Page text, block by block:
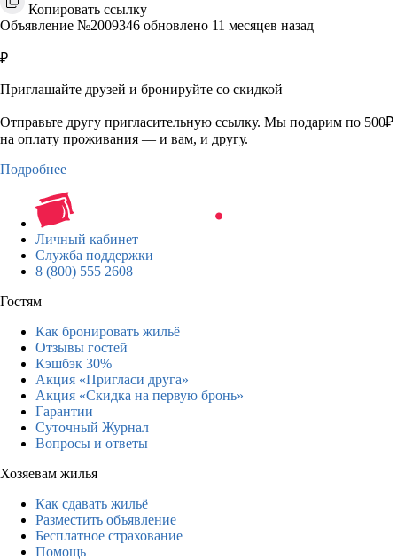
Копировать ссылку
Объявление №2009346 обновлено 11 месяцев назад
₽
Приглашайте друзей и бронируйте со скидкой
Отправьте другу пригласительную ссылку. Мы подарим по 500₽
на оплату проживания — и вам, и другу.
Подробнее
Личный кабинет
Служба поддержки
8 (800) 555 2608
Гостям
Как бронировать жильё
Отзывы гостей
Кэшбэк 30%
Акция «Пригласи друга»
Акция «Скидка на первую бронь»
Гарантии
Суточный Журнал
Вопросы и ответы
Хозяевам жилья
Как сдавать жильё
Разместить объявление
Бесплатное страхование
Помощь